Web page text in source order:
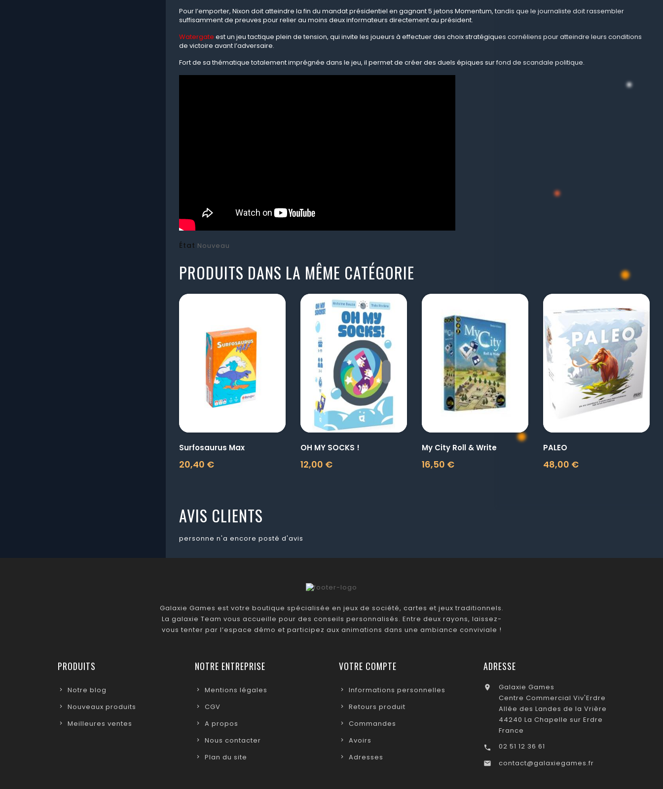
Pour l’emporter, Nixon doit atteindre la fin du mandat présidentiel en gagnant 5 jetons Momentum, tandis que le journaliste doit rassembler
suffisamment de preuves pour relier au moins deux informateurs directement au président.
Watergate est un jeu tactique plein de tension, qui invite les joueurs à effectuer des choix stratégiques cornéliens pour atteindre leurs conditions
de victoire avant l’adversaire.
Fort de sa thématique totalement imprégnée dans le jeu, il permet de créer des duels épiques sur fond de scandale politique.
État Nouveau
PRODUITS DANS LA MÊME CATÉGORIE
visibility
Surfosaurus Max
20,40 €
Prix
visibility
OH MY SOCKS !
12,00 €
Prix
visibility
My City Roll & Write
16,50 €
Prix
visibility
PALEO
48,00 €
Prix
AVIS CLIENTS
personne n'a encore posté d'avis
Galaxie Games est votre boutique spécialisée en jeux de société, cartes et jeux traditionnels.
La galaxie Team vous accueille pour des conseils personnalisés. Entre deux rayons, laissez-
vous tenter par l’espace démo et participez aux animations dans une ambiance conviviale !
PRODUITS
Notre blog
Nouveaux produits
Meilleures ventes
NOTRE ENTREPRISE
Mentions légales
CGV
A propos
Nous contacter
Plan du site
VOTRE COMPTE
Informations personnelles
Retours produit
Commandes
Avoirs
Adresses
ADRESSE

Galaxie Games
Centre Commercial Viv'Erdre
Allée des Landes de la Vrière
44240 La Chapelle sur Erdre
France
 02 51 12 36 61
 contact@galaxiegames.fr